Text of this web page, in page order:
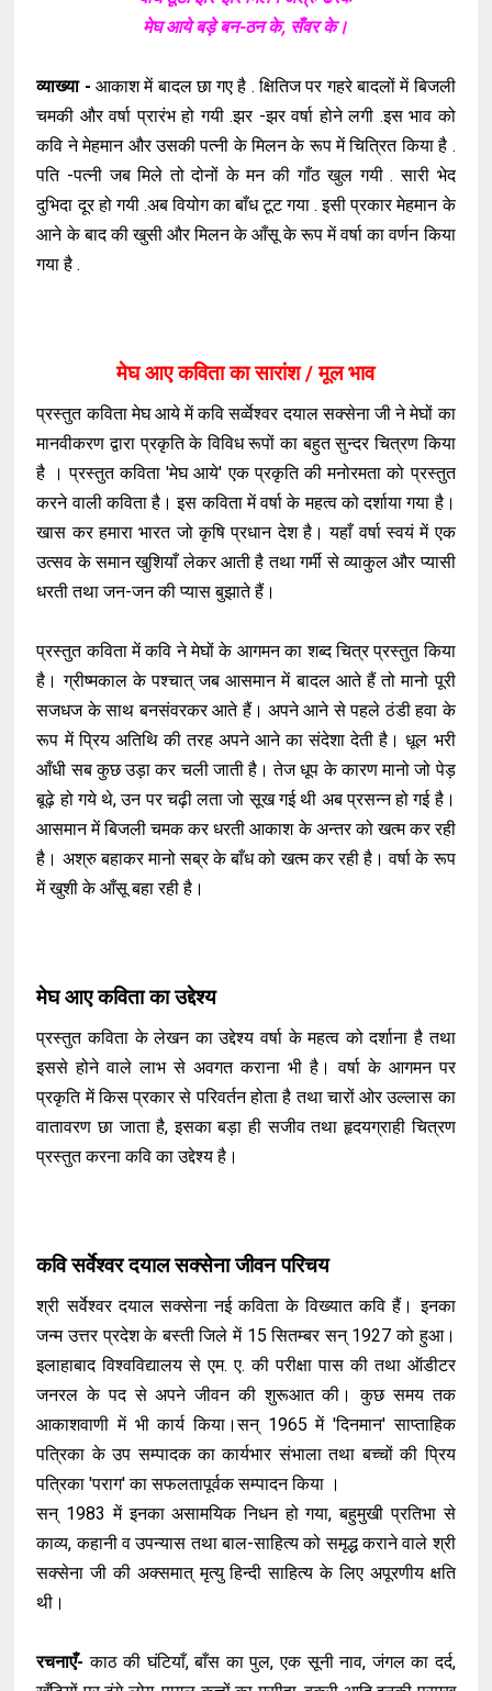
मेघ आये बड़े बन-ठन के, सँवर के।
व्याख्या - आकाश में बादल छा गए है . क्षितिज पर गहरे बादलों में बिजली
चमकी और वर्षा प्रारंभ हो गयी .झर -झर वर्षा होने लगी .इस भाव को
कवि ने मेहमान और उसकी पत्नी के मिलन के रूप में चित्रित किया है .
पति -पत्नी जब मिले तो दोनों के मन की गाँठ खुल गयी . सारी भेद
दुभिदा दूर हो गयी .अब वियोग का बाँध टूट गया . इसी प्रकार मेहमान के
आने के बाद की खुसी और मिलन के आँसू के रूप में वर्षा का वर्णन किया
गया है .
मेघ आए कविता का सारांश / मूल भाव
प्रस्तुत कविता मेघ आये में कवि सर्व्वेश्वर दयाल सक्सेना जी ने मेघों का
मानवीकरण द्वारा प्रकृति के विविध रूपों का बहुत सुन्दर चित्रण किया
है । प्रस्तुत कविता 'मेघ आये' एक प्रकृति की मनोरमता को प्रस्तुत
करने वाली कविता है। इस कविता में वर्षा के महत्व को दर्शाया गया है।
खास कर हमारा भारत जो कृषि प्रधान देश है। यहाँ वर्षा स्वयं में एक
उत्सव के समान खुशियाँ लेकर आती है तथा गर्मी से व्याकुल और प्यासी
धरती तथा जन-जन की प्यास बुझाते हैं।
प्रस्तुत कविता में कवि ने मेघों के आगमन का शब्द चित्र प्रस्तुत किया
है। ग्रीष्मकाल के पश्चात् जब आसमान में बादल आते हैं तो मानो पूरी
सजधज के साथ बनसंवरकर आते हैं। अपने आने से पहले ठंडी हवा के
रूप में प्रिय अतिथि की तरह अपने आने का संदेशा देती है। धूल भरी
आँधी सब कुछ उड़ा कर चली जाती है। तेज धूप के कारण मानो जो पेड़
बूढ़े हो गये थे, उन पर चढ़ी लता जो सूख गई थी अब प्रसन्न हो गई है।
आसमान में बिजली चमक कर धरती आकाश के अन्तर को खत्म कर रही
है। अश्रु बहाकर मानो सब्र के बाँध को खत्म कर रही है। वर्षा के रूप
में खुशी के आँसू बहा रही है।
मेघ आए कविता का उद्देश्य
प्रस्तुत कविता के लेखन का उद्देश्य वर्षा के महत्व को दर्शाना है तथा
इससे होने वाले लाभ से अवगत कराना भी है। वर्षा के आगमन पर
प्रकृति में किस प्रकार से परिवर्तन होता है तथा चारों ओर उल्लास का
वातावरण छा जाता है, इसका बड़ा ही सजीव तथा हृदयग्राही चित्रण
प्रस्तुत करना कवि का उद्देश्य है।
कवि सर्वेश्वर दयाल सक्सेना जीवन परिचय
श्री सर्वेश्वर दयाल सक्सेना नई कविता के विख्यात कवि हैं। इनका
जन्म उत्तर प्रदेश के बस्ती जिले में 15 सितम्बर सन् 1927 को हुआ।
इलाहाबाद विश्वविद्यालय से एम. ए. की परीक्षा पास की तथा ऑडीटर
जनरल के पद से अपने जीवन की शुरूआत की। कुछ समय तक
आकाशवाणी में भी कार्य किया।सन् 1965 में 'दिनमान' साप्ताहिक
पत्रिका के उप सम्पादक का कार्यभार संभाला तथा बच्चों की प्रिय
पत्रिका 'पराग' का सफलतापूर्वक सम्पादन किया ।
सन् 1983 में इनका असामयिक निधन हो गया, बहुमुखी प्रतिभा से
काव्य, कहानी व उपन्यास तथा बाल-साहित्य को समृद्ध कराने वाले श्री
सक्सेना जी की अक्समात् मृत्यु हिन्दी साहित्य के लिए अपूरणीय क्षति
थी।
रचनाएँ- काठ की घंटियाँ, बाँस का पुल, एक सूनी नाव, जंगल का दर्द,